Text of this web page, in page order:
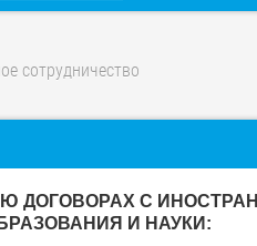
сотрудничество
ДОГОВОРАХ С
И НАУКИ: